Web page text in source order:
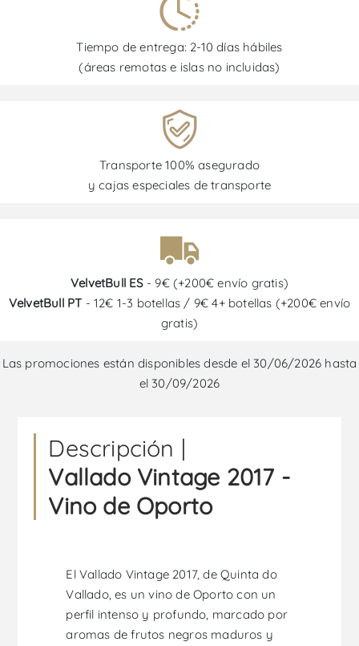
Tiempo de entrega: 2-10 días hábiles
(áreas remotas e islas no incluidas)
Transporte 100% asegurado
y cajas especiales de transporte
VelvetBull ES- 9€ (+200€ envío gratis)
VelvetBull PT - 12€ 1-3 botellas / 9€ 4+ botellas (+200€ envío
gratis)
Las promociones están disponibles desde el 30/06/2026 hasta
el 30/09/2026
Descripción |
Vallado Vintage 2017 -
Vino de Oporto
El Vallado Vintage 2017, de Quinta do
Vallado, es un vino de Oporto con un
perfil intenso y profundo, marcado por
aromas de frutos negros maduros y